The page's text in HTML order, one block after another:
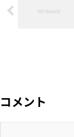
コメント